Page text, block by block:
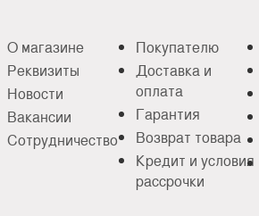
О магазине
Реквизиты
Новости
Вакансии
Сотрудничество
Покупателю
Доставка и
оплата
Гарантия
Возврат товара
Кредит и условия
рассрочки